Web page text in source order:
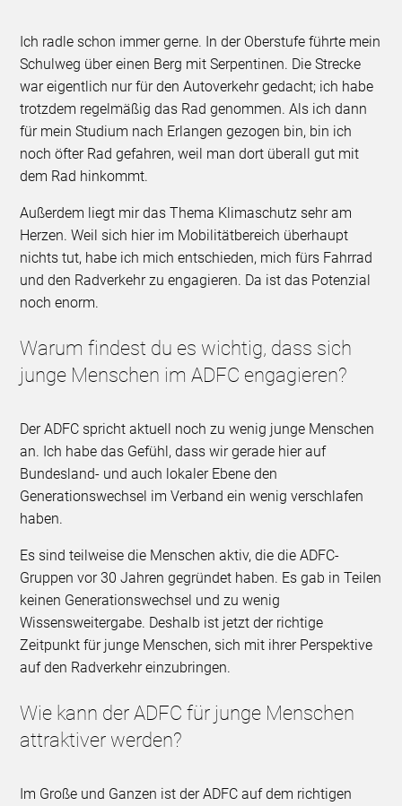
Ich radle schon immer gerne. In der Oberstufe führte mein
Schulweg über einen Berg mit Serpentinen. Die Strecke
war eigentlich nur für den Autoverkehr gedacht; ich habe
trotzdem regelmäßig das Rad genommen. Als ich dann
für mein Studium nach Erlangen gezogen bin, bin ich
noch öfter Rad gefahren, weil man dort überall gut mit
dem Rad hinkommt.
Außerdem liegt mir das Thema Klimaschutz sehr am
Herzen. Weil sich hier im Mobilitätbereich überhaupt
nichts tut, habe ich mich entschieden, mich fürs Fahrrad
und den Radverkehr zu engagieren. Da ist das Potenzial
noch enorm.
Warum findest du es wichtig, dass sich
junge Menschen im ADFC engagieren?
Der ADFC spricht aktuell noch zu wenig junge Menschen
an. Ich habe das Gefühl, dass wir gerade hier auf
Bundesland- und auch lokaler Ebene den
Generationswechsel im Verband ein wenig verschlafen
haben.
Es sind teilweise die Menschen aktiv, die die ADFC-
Gruppen vor 30 Jahren gegründet haben. Es gab in Teilen
keinen Generationswechsel und zu wenig
Wissensweitergabe. Deshalb ist jetzt der richtige
Zeitpunkt für junge Menschen, sich mit ihrer Perspektive
auf den Radverkehr einzubringen.
Wie kann der ADFC für junge Menschen
attraktiver werden?
Im Große und Ganzen ist der ADFC auf dem richtigen